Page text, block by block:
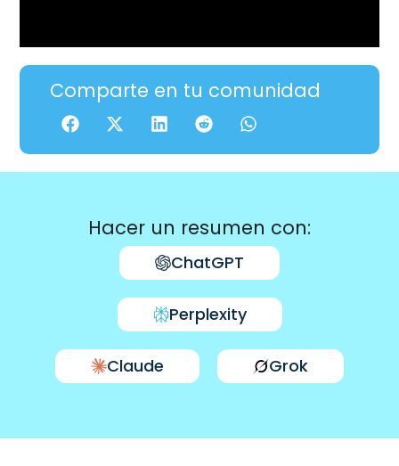
Comparte en tu comunidad
Hacer un resumen con:
ChatGPT
Perplexity
Claude Grok